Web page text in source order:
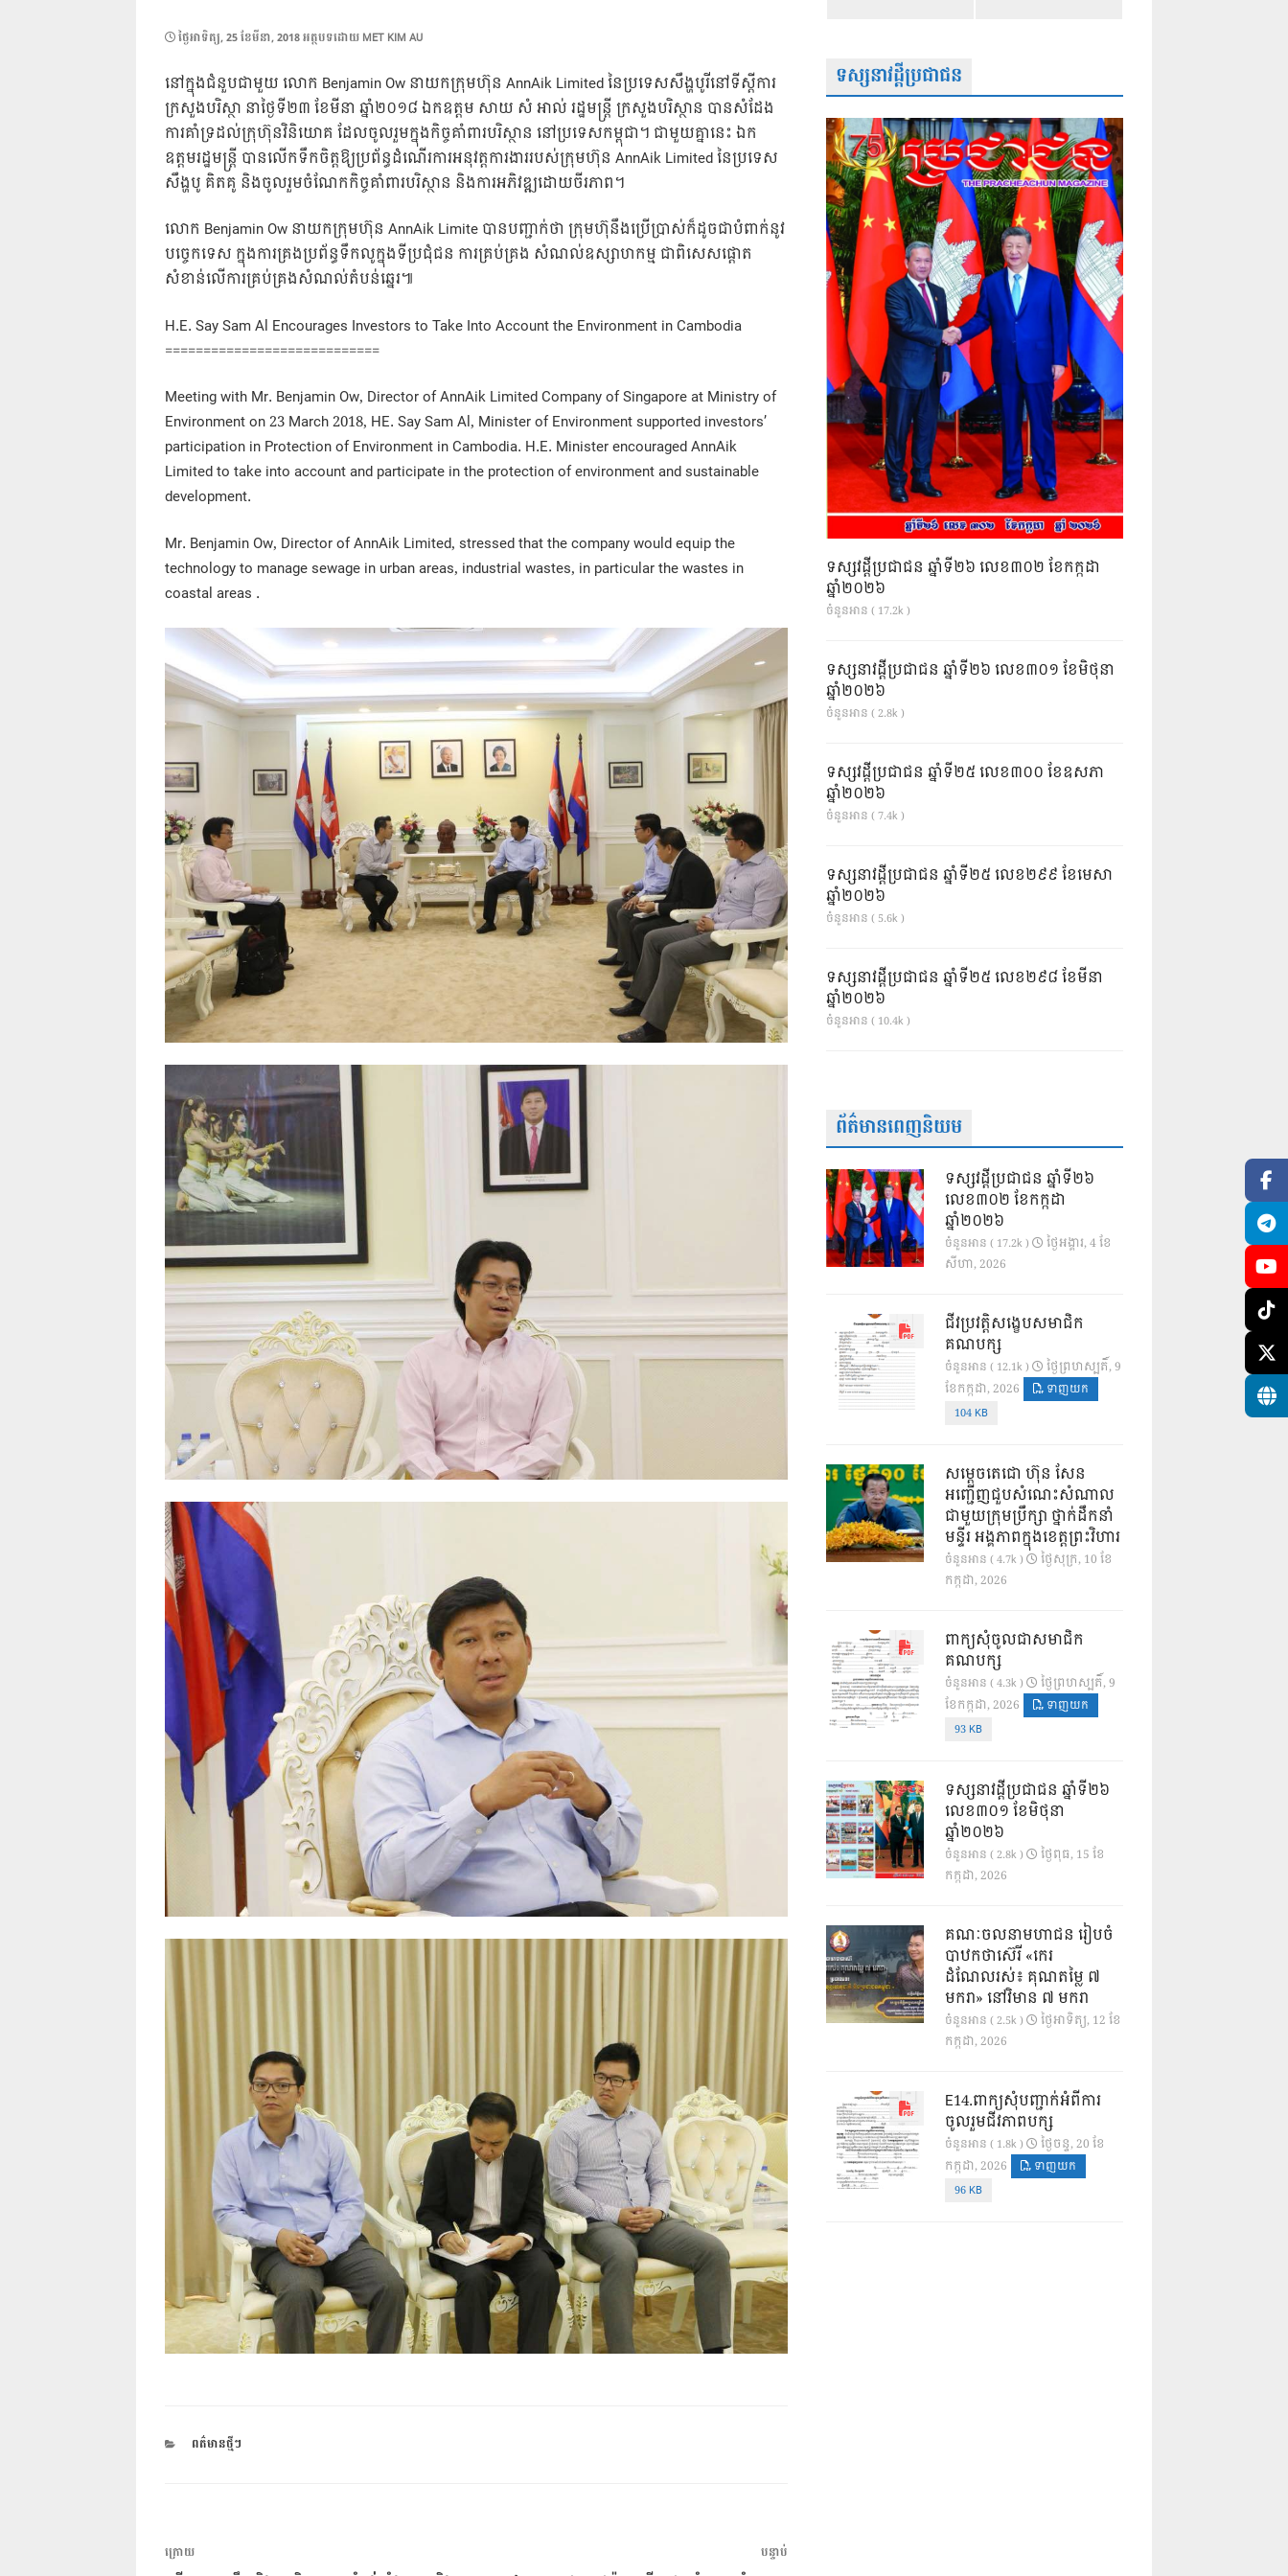
POSTED
ថ្ងៃ​អាទិត្យ, 25 ខែ​មីនា, 2018អត្ថបទដោយ MET KIM AU
នៅក្នុងជំនួបជាមួយ លោក Benjamin Ow នាយកក្រុមហ៊ុន AnnAik Limited នៃប្រទេសសឹង្ហបូរីនៅទីស្តីការ
ក្រសួងបរិស្ថា នាថ្ងៃទី២៣ ខែមីនា ឆ្នាំ២០១៨ ឯកឧត្តម សាយ សំ អាល់ រដ្ឋមន្រ្តី ក្រសួងបរិស្ថាន បានសំដែង
ការគាំទ្រដល់ក្រុហ៊ុនវិនិយោគ ដែលចូលរួមក្នុងកិច្ចគាំពារបរិស្ថាន នៅប្រទេសកម្ពុជា។ ជាមួយគ្នានេះ ឯក
ឧត្តមរដ្ឋមន្រ្តី បានលើកទឹកចិត្តឱ្យប្រព័ន្ធដំណើរការអនុវត្តការងាររបស់ក្រុមហ៊ុន AnnAik Limited នៃប្រទេស
សឹង្ហបូ គិតគូ និងចូលរួមចំណែកកិច្ចគាំពារបរិស្ថាន និងការអភិវឌ្ឍដោយចីរភាព។
លោក Benjamin Ow នាយកក្រុមហ៊ុន AnnAik Limite បានបញ្ជាក់ថា ក្រុមហ៊ុនឹងប្រើប្រាស់ក៏ដូចជាបំពាក់នូវ
បច្ចេកទេស ក្នុងការគ្រងប្រព័ន្ធទឹកលូក្នុងទីប្រជុំជន ការគ្រប់គ្រង សំណល់ឧស្សាហកម្ម ជាពិសេសផ្តោត
សំខាន់លើការគ្រប់គ្រងសំណល់តំបន់ឆ្នេរ៕
H.E. Say Sam Al Encourages Investors to Take Into Account the Environment in Cambodia
============================
Meeting with Mr. Benjamin Ow, Director of AnnAik Limited Company of Singapore at Ministry of
Environment on 23 March 2018, HE. Say Sam Al, Minister of Environment supported investors’
participation in Protection of Environment in Cambodia. H.E. Minister encouraged AnnAik
Limited to take into account and participate in the protection of environment and sustainable
development.
Mr. Benjamin Ow, Director of AnnAik Limited, stressed that the company would equip the
technology to manage sewage in urban areas, industrial wastes, in particular the wastes in
coastal areas .
CATEGORIES
ពត៌មានថ្មីៗ
ការ​
អត្ថបទ
ក្រោយ បន្ទាប់
ទស្សនាវដ្តីប្រជាជន
ទស្សវដ្តីប្រជាជន ឆ្នាំទី២៦ លេខ៣០២ ខែកក្កដា
ឆ្នាំ២០២៦
ចំនួនអាន ( 17.2k )
ទស្សនាវដ្ដីប្រជាជន ឆ្នាំទី២៦ លេខ៣០១ ខែមិថុនា
ឆ្នាំ២០២៦
ចំនួនអាន ( 2.8k )
ទស្សវដ្តីប្រជាជន ឆ្នាំទី២៥ លេខ៣០០ ខែឧសភា
ឆ្នាំ២០២៦
ចំនួនអាន ( 7.4k )
ទស្សនាវដ្ដីប្រជាជន ឆ្នាំទី២៥ លេខ២៩៩ ខែមេសា
ឆ្នាំ២០២៦
ចំនួនអាន ( 5.6k )
ទស្សនាវដ្ដីប្រជាជន ឆ្នាំទី២៥ លេខ២៩៨ ខែមីនា
ឆ្នាំ២០២៦
ចំនួនអាន ( 10.4k )
ព័ត៌មានពេញនិយម
ទស្សវដ្តីប្រជាជន ឆ្នាំទី២៦
លេខ៣០២ ខែកក្កដា
ឆ្នាំ២០២៦
ចំនួនអាន ( 17.2k )
ថ្ងៃ​អង្គារ, 4 ខែ​
សីហា, 2026
ជីវប្រវត្តិសង្ខេបសមាជិក
គណបក្ស
ចំនួនអាន ( 12.1k )
ថ្ងៃ​ព្រហស្បតិ៍, 9
ខែ​កក្កដា, 2026
ទាញយក
104 KB
សម្តេចតេជោ ហ៊ុន សែន
អញ្ជើញជួបសំណេះសំណាល
ជាមួយក្រុមប្រឹក្សា ថ្នាក់ដឹកនាំ
មន្ទីរ អង្គភាពក្នុងខេត្តព្រះវិហារ
ចំនួនអាន ( 4.7k )
ថ្ងៃ​សុក្រ, 10 ខែ​
កក្កដា, 2026
ពាក្យសុំចូលជាសមាជិក
គណបក្ស
ចំនួនអាន ( 4.3k )
ថ្ងៃ​ព្រហស្បតិ៍, 9
ខែ​កក្កដា, 2026
ទាញយក
93 KB
ទស្សនាវដ្ដីប្រជាជន ឆ្នាំទី២៦
លេខ៣០១ ខែមិថុនា
ឆ្នាំ២០២៦
ចំនួនអាន ( 2.8k )
ថ្ងៃ​ពុធ, 15 ខែ​
កក្កដា, 2026
គណៈចលនាមហាជន រៀបចំ
បាឋកថាស៊េរី «កេរ
ដំណែលរស់៖ គុណតម្លៃ ៧
មករា» នៅវិមាន ៧ មករា
ចំនួនអាន ( 2.5k )
ថ្ងៃ​អាទិត្យ, 12 ខែ​
កក្កដា, 2026
E14.ពាក្យសុំបញ្ជាក់អំពីការ
ចូលរួមជីវភាពបក្ស
ចំនួនអាន ( 1.8k )
ថ្ងៃ​ចន្ទ, 20 ខែ​
កក្កដា, 2026
ទាញយក
96 KB